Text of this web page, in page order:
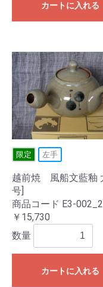
カートに入れる
限定 左手
越前焼 風船文藍釉
号]
商品コード E3-
￥15,730
数量
カートに入れる